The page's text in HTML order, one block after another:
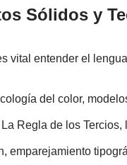
Sólidos y
vital entender el
del color,
La Regla de los Tercios,
emparejamiento